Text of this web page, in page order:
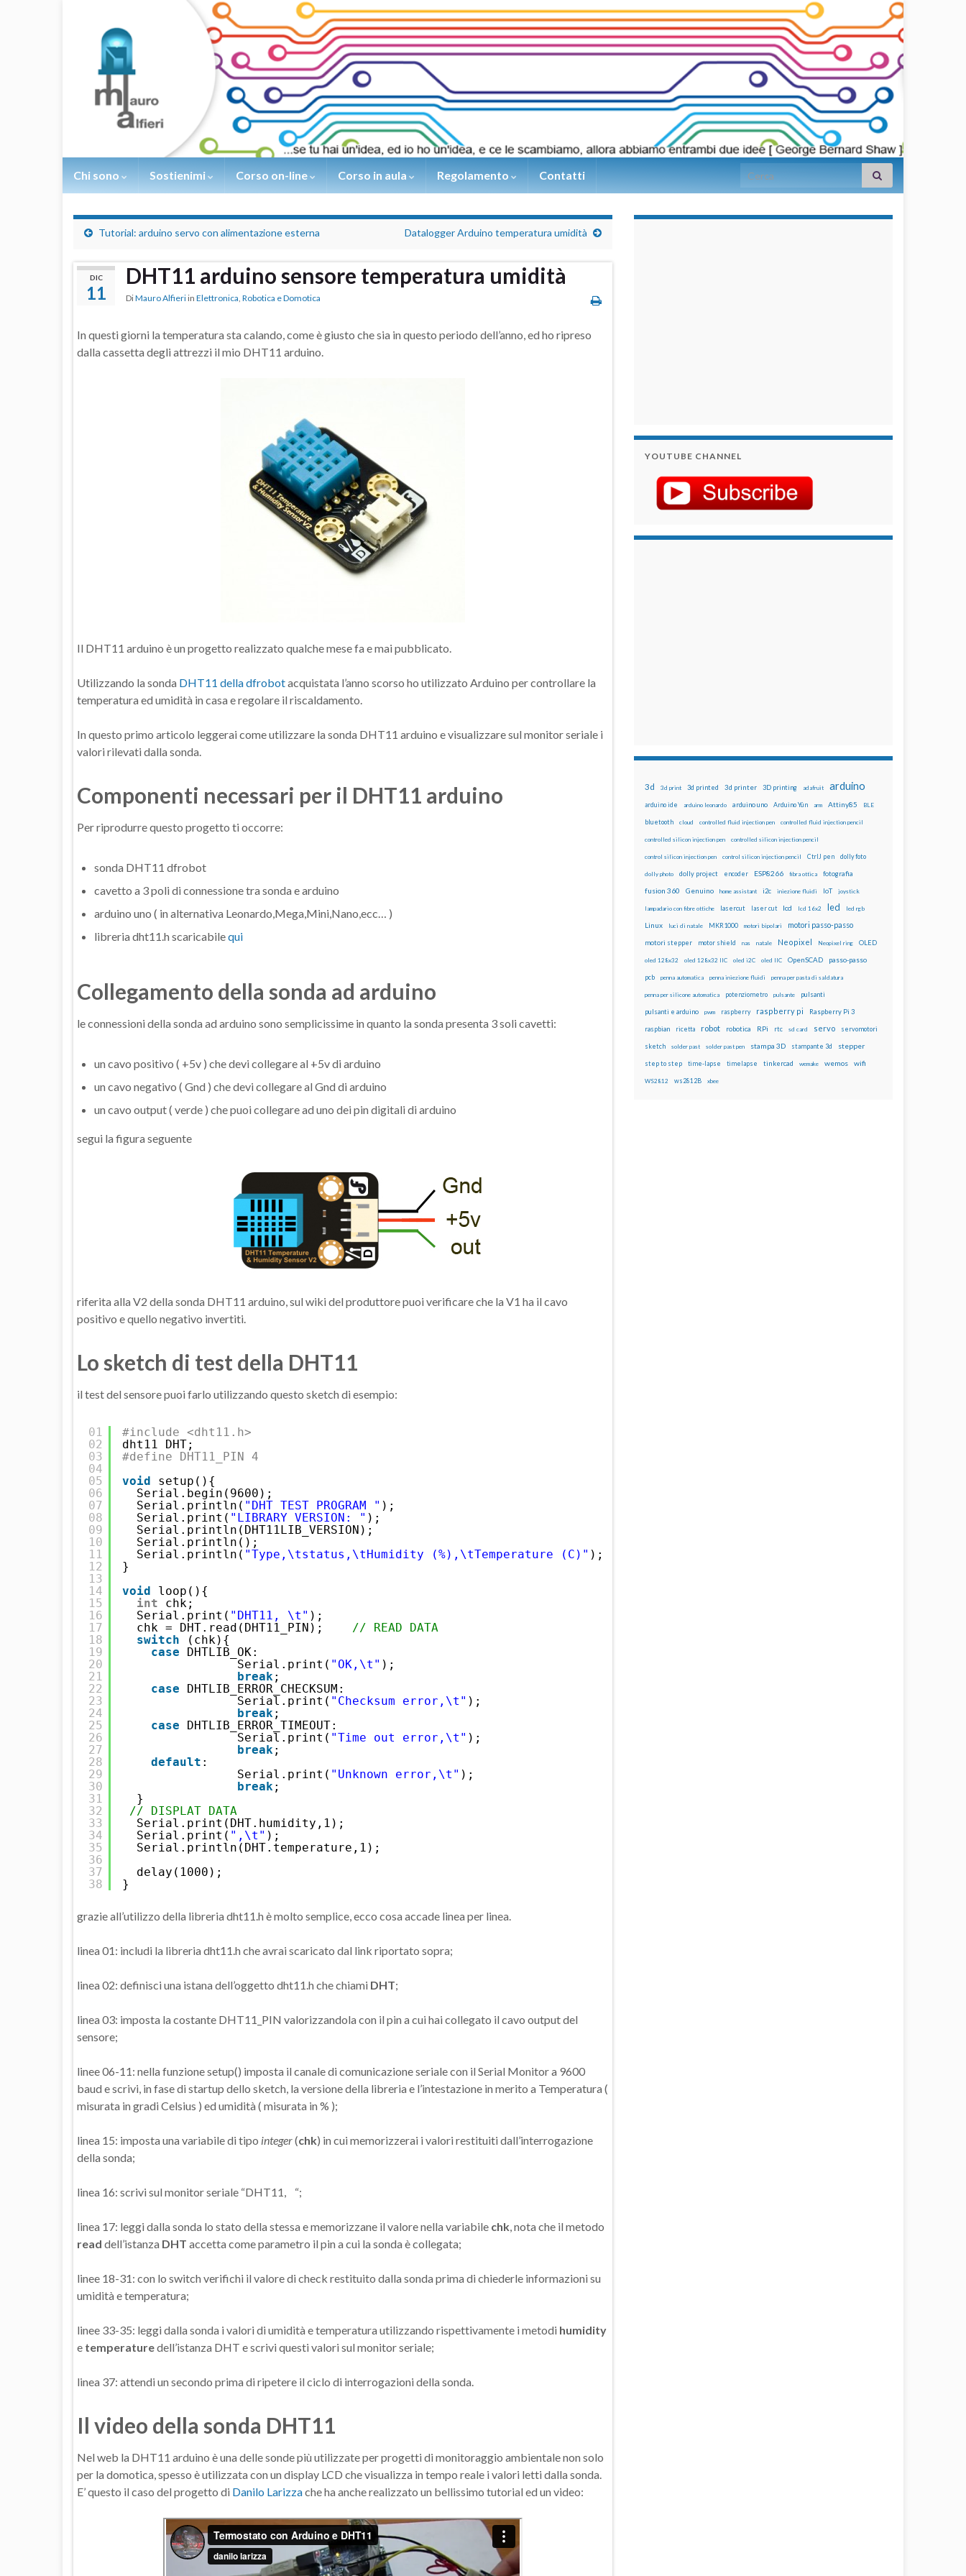
Chi sono Sostienimi Corso on-line Corso in aula Regolamento Contatti Search for:
Tutorial: arduino servo con alimentazione esterna Datalogger Arduino temperatura umidità
DIC
11
DHT11 arduino sensore temperatura umidità
DiMauro Alfieri in Elettronica, Robotica e Domotica
In questi giorni la temperatura sta calando, come è giusto che sia in questo periodo dell’anno, ed ho ripreso
dalla cassetta degli attrezzi il mio DHT11 arduino.
Il DHT11 arduino è un progetto realizzato qualche mese fa e mai pubblicato.
Utilizzando la sonda DHT11 della dfrobotacquistata l’anno scorso ho utilizzato Arduino per controllare la
temperatura ed umidità in casa e regolare il riscaldamento.
In questo primo articolo leggerai come utilizzare la sonda DHT11 arduino e visualizzare sul monitor seriale i
valori rilevati dalla sonda.
Componenti necessari per il DHT11 arduino
Per riprodurre questo progetto ti occorre:
sonda DHT11 dfrobot
cavetto a 3 poli di connessione tra sonda e arduino
arduino uno ( in alternativa Leonardo,Mega,Mini,Nano,ecc… )
libreria dht11.h scaricabilequi
Collegamento della sonda ad arduino
le connessioni della sonda ad arduino sono semplicissime in quanto la sonda presenta 3 soli cavetti:
un cavo positivo ( +5v ) che devi collegare al +5v di arduino
un cavo negativo ( Gnd ) che devi collegare al Gnd di arduino
un cavo output ( verde ) che puoi collegare ad uno dei pin digitali di arduino
segui la figura seguente
riferita alla V2 della sonda DHT11 arduino, sul wiki del produttore puoi verificare che la V1 ha il cavo
positivo e quello negativo invertiti.
Lo sketch di test della DHT11
il test del sensore puoi farlo utilizzando questo sketch di esempio:
01
02
03
04
05
06
07
08
09
10
11
12
13
14
15
16
17
18
19
20
21
22
23
24
25
26
27
28
29
30
31
32
33
34
35
36
37
38
#include <dht11.h>
dht11 DHT;
#define DHT11_PIN 4
void
setup(){
Serial.begin(9600);
Serial.println( "DHT TEST PROGRAM " );
Serial.print( "LIBRARY VERSION: " );
Serial.println(DHT11LIB_VERSION);
Serial.println();
Serial.println( "Type,\tstatus,\tHumidity (%),\tTemperature (C)" );
}
void
loop(){
int
chk;
Serial.print( "DHT11, \t" );
chk = DHT.read(DHT11_PIN); // READ DATA
switch
(chk){
case
DHTLIB_OK:
Serial.print( "OK,\t" );
break;
case
DHTLIB_ERROR_CHECKSUM:
Serial.print( "Checksum error,\t" );
break;
case
DHTLIB_ERROR_TIMEOUT:
Serial.print( "Time out error,\t" );
break;
default :
Serial.print( "Unknown error,\t" );
break;
}
// DISPLAT DATA
Serial.print(DHT.humidity,1);
Serial.print( ",\t" );
Serial.println(DHT.temperature,1);
delay(1000);
}
grazie all’utilizzo della libreria dht11.h è molto semplice, ecco cosa accade linea per linea.
linea 01: includi la libreria dht11.h che avrai scaricato dal link riportato sopra;
linea 02: definisci una istana dell’oggetto dht11.h che chiami DHT;
linea 03: imposta la costante DHT11_PIN valorizzandola con il pin a cui hai collegato il cavo output del
sensore;
linee 06-11: nella funzione setup() imposta il canale di comunicazione seriale con il Serial Monitor a 9600
baud e scrivi, in fase di startup dello sketch, la versione della libreria e l’intestazione in merito a Temperatura (
misurata in gradi Celsius ) ed umidità ( misurata in % );
linea 15: imposta una variabile di tipo integer(chk) in cui memorizzerai i valori restituiti dall’interrogazione
della sonda;
linea 16: scrivi sul monitor seriale “DHT11, “;
linea 17: leggi dalla sonda lo stato della stessa e memorizzane il valore nella variabile chk, nota che il metodo
read dell’istanza DHT accetta come parametro il pin a cui la sonda è collegata;
linee 18-31: con lo switch verifichi il valore di check restituito dalla sonda prima di chiederle informazioni su
umidità e temperatura;
linee 33-35: leggi dalla sonda i valori di umidità e temperatura utilizzando rispettivamente i metodi humidity
e temperaturedell’istanza DHT e scrivi questi valori sul monitor seriale;
linea 37: attendi un secondo prima di ripetere il ciclo di interrogazioni della sonda.
Il video della sonda DHT11
Nel web la DHT11 arduino è una delle sonde più utilizzate per progetti di monitoraggio ambientale non solo
per la domotica, spesso è utilizzata con un display LCD che visualizza in tempo reale i valori letti dalla sonda.
E’ questo il caso del progetto di Danilo Larizzache ha anche realizzato un bellissimo tutorial ed un video:
YOUTUBE CHANNEL
3d 3d print 3d printed 3d printer 3D printing adafruit arduino
arduino ide arduino leonardo arduino uno Arduino Yún arm Attiny85 BLE
bluetooth cloud controlled fluid injection pen controlled fluid injection pencil
controlled silicon injection pen controlled silicon injection pencil
control silicon injection pen control silicon injection pencil CtrlJ pen dolly foto
dolly photo dolly project encoder ESP8266 fibra ottica fotografia
fusion 360 Genuino home assistant i2c iniezione fluidi IoT joystick
lampadario con fibre ottiche lasercut laser cut lcd lcd 16x2 led led rgb
Linux luci di natale MKR1000 motori bipolari motori passo-passo
motori stepper motor shield nas natale Neopixel Neopixel ring OLED
oled 128x32 oled 128x32 IIC oled i2C oled IIC OpenSCAD passo-passo
pcb penna automatica penna iniezione fluidi penna per pasta di saldatura
penna per silicone automatica potenziometro pulsante pulsanti
pulsanti e arduino pwm raspberry raspberry pi Raspberry Pi 3
raspbian ricetta robot robotica RPi rtc sd card servo servomotori
sketch solder past solder past pen stampa 3D stampante 3d stepper
step to step time-lapse timelapse tinkercad wemake wemos wifi
WS2812 ws2812B xbee